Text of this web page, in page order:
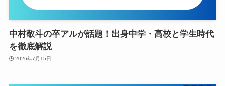
中村敬斗の卒アルが話題！出身中学・高校と学生時代
を徹底解説
2026年7月15日